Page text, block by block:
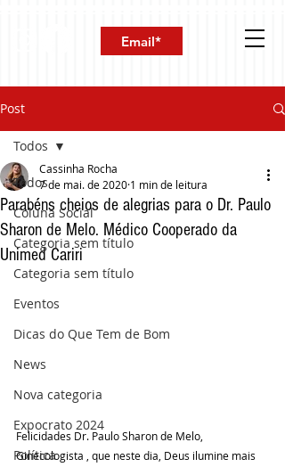
Post
Todos
Coluna Social
Categoria sem título
Categoria sem título
Eventos
Dicas do Que Tem de Bom
News
Nova categoria
Expocrato 2024
Política
Todos
Parabéns cheios de alegrias para o Dr. Paulo
Sharon de Melo. Médico Cooperado da
Unimed Cariri
Cassinha Rocha
7 de mai. de 2020 1 min de leitura
Felicidades Dr. Paulo Sharon de Melo,
Ginecologista , que neste dia, Deus ilumine mais